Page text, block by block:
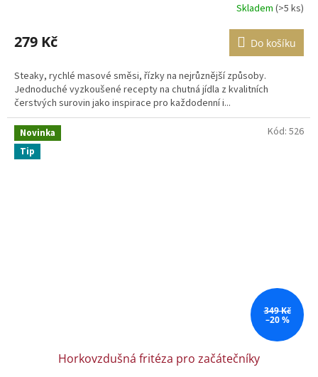
Skladem (>5 ks)
279 Kč Do košíku
Steaky, rychlé masové směsi, řízky na nejrůznější způsoby.
Jednoduché vyzkoušené recepty na chutná jídla z kvalitních
čerstvých surovin jako inspirace pro každodenní i...
Novinka
Tip
349 Kč
–20 %
Horkovzdušná fritéza pro začátečníky
Kód: 526